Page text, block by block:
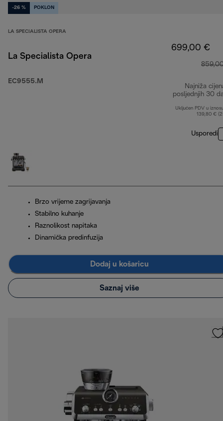
-26 % POKLON
LA SPECIALISTA OPERA
La Specialista Opera
EC9555.M
699,00 €
Najniža
posljednjih 30
Uključen PDV u
139,80 €
Usporedi
Brzo vrijeme zagrijavanja
Stabilno kuhanje
Raznolikost napitaka
Dinamička predinfuzija
Dodaj u košaricu
Saznaj više